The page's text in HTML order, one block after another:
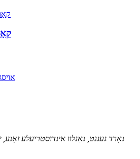
נאָרד געגנט, נאַנלוו אינדוסטריעלע